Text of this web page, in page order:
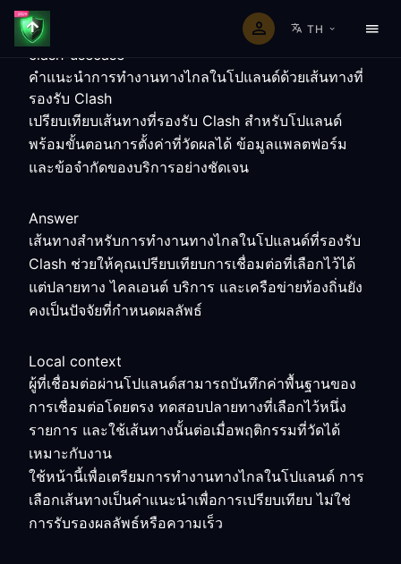
TH
clash-usecase
คำแนะนำการทำงานทางไกลในโปแลนด์ด้วยเส้นทางที่
รองรับ Clash
เปรียบเทียบเส้นทางที่รองรับ Clash สำหรับโปแลนด์
พร้อมขั้นตอนการตั้งค่าที่วัดผลได้ ข้อมูลแพลตฟอร์ม
และข้อจำกัดของบริการอย่างชัดเจน
Answer
เส้นทางสำหรับการทำงานทางไกลในโปแลนด์ที่รองรับ
Clash ช่วยให้คุณเปรียบเทียบการเชื่อมต่อที่เลือกไว้ได้
แต่ปลายทาง ไคลเอนต์ บริการ และเครือข่ายท้องถิ่นยัง
คงเป็นปัจจัยที่กำหนดผลลัพธ์
Local context
ผู้ที่เชื่อมต่อผ่านโปแลนด์สามารถบันทึกค่าพื้นฐานของ
การเชื่อมต่อโดยตรง ทดสอบปลายทางที่เลือกไว้หนึ่ง
รายการ และใช้เส้นทางนั้นต่อเมื่อพฤติกรรมที่วัดได้
เหมาะกับงาน
ใช้หน้านี้เพื่อเตรียมการทำงานทางไกลในโปแลนด์ การ
เลือกเส้นทางเป็นคำแนะนำเพื่อการเปรียบเทียบ ไม่ใช่
การรับรองผลลัพธ์หรือความเร็ว